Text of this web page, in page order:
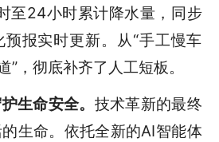
至24小时累计降水量，同步
报实时更新。从“手工慢车
”，彻底补齐了人工短板。
生命安全。 技术革新的最终
生命。依托全新的AI智能体